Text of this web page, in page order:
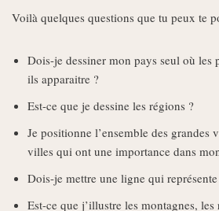
Voilà quelques questions que tu peux te
Dois-je dessiner mon pays seul où les
ils apparaitre ?
Est-ce que je dessine les régions ?
Je positionne l’ensemble des grandes
villes qui ont une importance dans
Dois-je mettre une ligne qui
Est-ce que j’illustre les montagnes,